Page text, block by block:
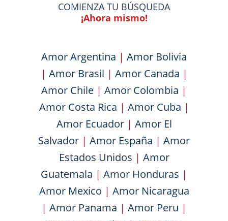
COMIENZA TU BÚSQUEDA
¡Ahora mismo!
Amor Argentina | Amor Bolivia
| Amor Brasil | Amor Canada |
Amor Chile | Amor Colombia |
Amor Costa Rica | Amor Cuba |
Amor Ecuador| Amor El
Salvador | Amor España | Amor
Estados Unidos | Amor
Guatemala | Amor Honduras |
Amor Mexico | Amor Nicaragua
| Amor Panama | Amor Peru |